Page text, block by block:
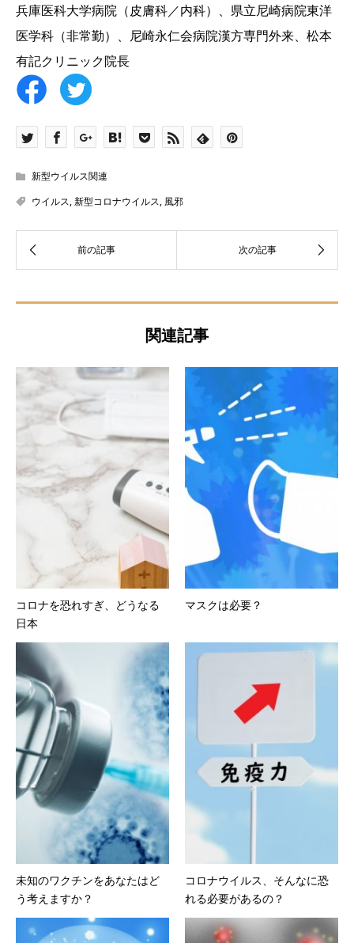
兵庫医科大学病院（皮膚科／内科）、県立尼崎病院東洋
医学科（非常勤）、尼崎永仁会病院漢方専門外来、松本
有記クリニック院長
新型ウイルス関連
ウイルス,新型コロナウイルス, 風邪
関連記事
コロナを恐れすぎ、どうなる
日本
マスクは必要？
未知のワクチンをあなたはど
う考えますか？
コロナウイルス、そんなに恐
れる必要があるの？